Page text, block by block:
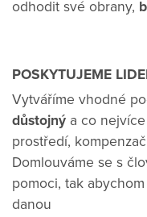
odhodit své obrany,
POSKYTUJEME
Vytváříme vhodné
důstojný a co
prostředí,
Domlouváme se s
pomoci, tak
danou